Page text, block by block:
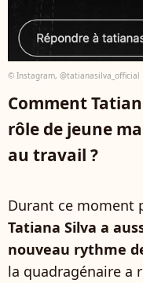
© Instagram, @tatianasilva_official
Comment
rôle de jeune
au travail ?
Durant ce moment
Tatiana Silva a
nouveau rythme
la quadragénaire a